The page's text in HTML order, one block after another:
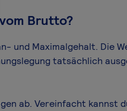
Brutto?
und Maximal­gehalt. Die
tatsächlich
ab. Vereinfacht kannst